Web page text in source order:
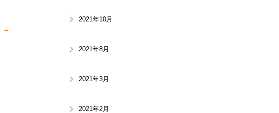
→
2021年10月
2021年8月
2021年3月
2021年2月